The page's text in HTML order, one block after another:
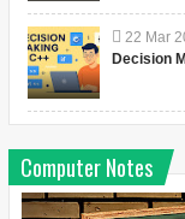
22 Mar
Decision
Computer Notes